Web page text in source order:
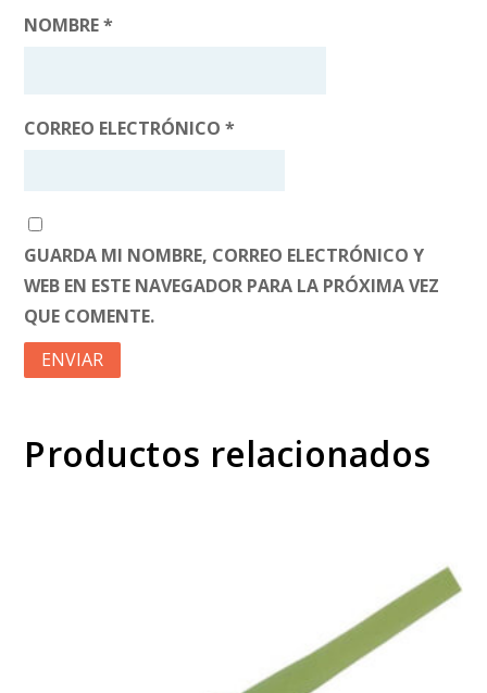
NOMBRE*
CORREO ELECTRÓNICO*
GUARDA MI NOMBRE, CORREO ELECTRÓNICO Y
WEB EN ESTE NAVEGADOR PARA LA PRÓXIMA VEZ
QUE COMENTE.
Productos relacionados